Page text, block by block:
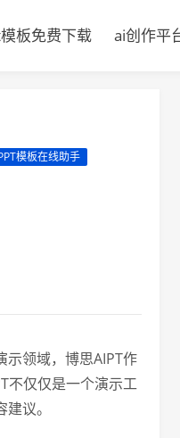
板免费下载 ai创作平
模板在线助手
示领域，博思AIPT作
不仅仅是一个演示工
议。